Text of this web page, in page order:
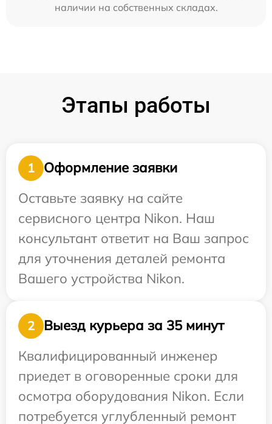
наличии на собственных складах.
Этапы работы
1
Оформление заявки
Оставьте заявку на сайте
сервисного центра Nikon. Наш
консультант ответит на Ваш запрос
для уточнения деталей ремонта
Вашего устройства Nikon.
2
Выезд курьера за 35 минут
Квалифицированный инженер
приедет в оговоренные сроки для
осмотра оборудования Nikon. Если
потребуется углубленный ремонт